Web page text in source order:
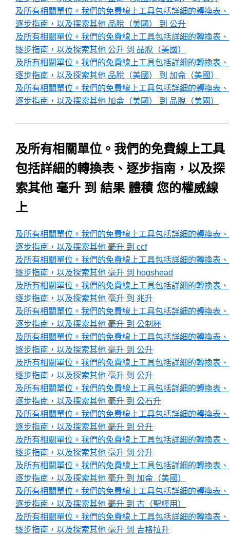
及所有相關單位。我們的免費線上工具包括詳細的轉換表、
逐步指南，以及探索其他 品脫（美國） 到 公升
及所有相關單位。我們的免費線上工具包括詳細的轉換表、
逐步指南，以及探索其他 公升 到 品脫（美國）
及所有相關單位。我們的免費線上工具包括詳細的轉換表、
逐步指南，以及探索其他 品脫（美國） 到 加侖（美國）
及所有相關單位。我們的免費線上工具包括詳細的轉換表、
逐步指南，以及探索其他 加侖（美國） 到 品脫（美國）
及所有相關單位。我們的免費線上工具
包括詳細的轉換表、逐步指南，以及探
索其他 毫升 到 結果 體積 您的權威線
上
及所有相關單位。我們的免費線上工具包括詳細的轉換表、
逐步指南，以及探索其他 毫升 到 ccf
及所有相關單位。我們的免費線上工具包括詳細的轉換表、
逐步指南，以及探索其他 毫升 到 hogshead
及所有相關單位。我們的免費線上工具包括詳細的轉換表、
逐步指南，以及探索其他 毫升 到 兆升
及所有相關單位。我們的免費線上工具包括詳細的轉換表、
逐步指南，以及探索其他 毫升 到 公制杯
及所有相關單位。我們的免費線上工具包括詳細的轉換表、
逐步指南，以及探索其他 毫升 到 公升
及所有相關單位。我們的免費線上工具包括詳細的轉換表、
逐步指南，以及探索其他 毫升 到 公升
及所有相關單位。我們的免費線上工具包括詳細的轉換表、
逐步指南，以及探索其他 毫升 到 公石升
及所有相關單位。我們的免費線上工具包括詳細的轉換表、
逐步指南，以及探索其他 毫升 到 分升
及所有相關單位。我們的免費線上工具包括詳細的轉換表、
逐步指南，以及探索其他 毫升 到 分升
及所有相關單位。我們的免費線上工具包括詳細的轉換表、
逐步指南，以及探索其他 毫升 到 加侖（美國）
及所有相關單位。我們的免費線上工具包括詳細的轉換表、
逐步指南，以及探索其他 毫升 到 古（聖經用）
及所有相關單位。我們的免費線上工具包括詳細的轉換表、
逐步指南，以及探索其他 毫升 到 吉格拉升